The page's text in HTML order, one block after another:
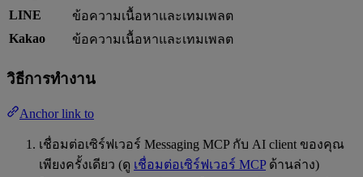
LINE
ข้อความเนื้อหาและเทมเพลต
Kakao
ข้อความเนื้อหาและเทมเพลต
วิธีการทำงาน
Anchor link to
เชื่อมต่อเซิร์ฟเวอร์ Messaging MCP กับ AI client ของคุณ
เพียงครั้งเดียว (ดู เชื่อมต่อเซิร์ฟเวอร์ MCPด้านล่าง)